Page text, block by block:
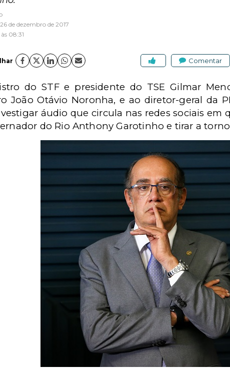
de dezembro de 2017
08:31
Comentar
do STF e presidente do TSE Gilmar
João Otávio Noronha, e ao diretor-geral da
áudio que circula nas redes sociais em
do Rio Anthony Garotinho e tirar a